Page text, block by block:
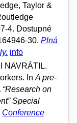
Taylor &
4. Dostupné
30. Plná
info
NAVRÁTIL.
In A pre-
on
Special
Conference